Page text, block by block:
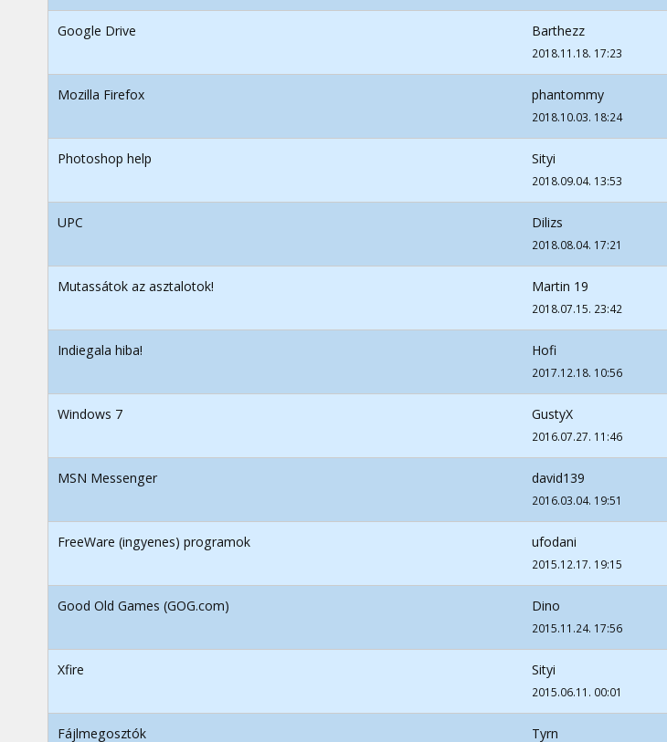
Google Drive Barthezz
2018.11.18. 17:23
Mozilla Firefox phantommy
2018.10.03. 18:24
Photoshop help Sityi
2018.09.04. 13:53
UPC Dilizs
2018.08.04. 17:21
Mutassátok az asztalotok! Martin 19
2018.07.15. 23:42
Indiegala hiba! Hofi
2017.12.18. 10:56
Windows 7 GustyX
2016.07.27. 11:46
MSN Messenger david139
2016.03.04. 19:51
FreeWare (ingyenes) programok ufodani
2015.12.17. 19:15
Good Old Games (GOG.com) Dino
2015.11.24. 17:56
Xfire Sityi
2015.06.11. 00:01
Fájlmegosztók Tyrn